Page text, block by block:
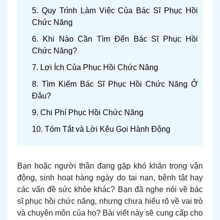
5. Quy Trình Làm Việc Của Bác Sĩ Phục Hồi
Chức Năng
6. Khi Nào Cần Tìm Đến Bác Sĩ Phục Hồi
Chức Năng?
7. Lợi Ích Của Phục Hồi Chức Năng
8. Tìm Kiếm Bác Sĩ Phục Hồi Chức Năng Ở
Đâu?
9. Chi Phí Phục Hồi Chức Năng
10. Tóm Tắt và Lời Kêu Gọi Hành Động
Bạn hoặc người thân đang gặp khó khăn trong vận
động, sinh hoạt hàng ngày do tai nạn, bệnh tật hay
các vấn đề sức khỏe khác? Bạn đã nghe nói về bác
sĩ phục hồi chức năng, nhưng chưa hiểu rõ về vai trò
và chuyên môn của họ? Bài viết này sẽ cung cấp cho